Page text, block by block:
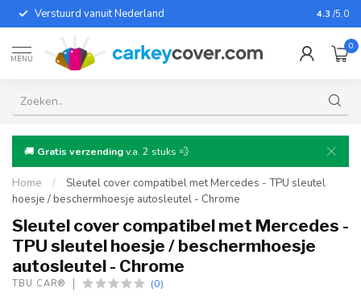
Verstuurd vanuit Nederland Altijd uit
4.3 /5.0
MENU
0
🚚 Gratis verzendingv.a. 2 stuks 💨
Home /
Sleutel cover compatibel met Mercedes - TPU sleutel
hoesje / beschermhoesje autosleutel - Chrome
Sleutel cover compatibel met Mercedes -
TPU sleutel hoesje / beschermhoesje
autosleutel - Chrome
TBU CAR® (0)